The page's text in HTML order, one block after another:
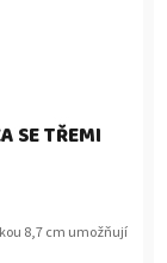
SE TŘEMI
8,7 cm umožňují